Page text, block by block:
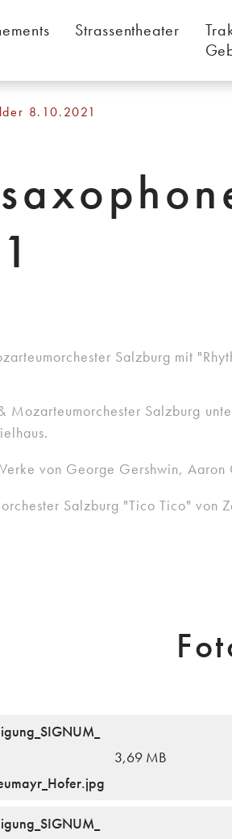
Strassentheater
8.10.2021
Salzburg mit
Mozarteumorchester Salzburg
von George Gershwin,
Salzburg "Tico Tico" von
3,69 MB